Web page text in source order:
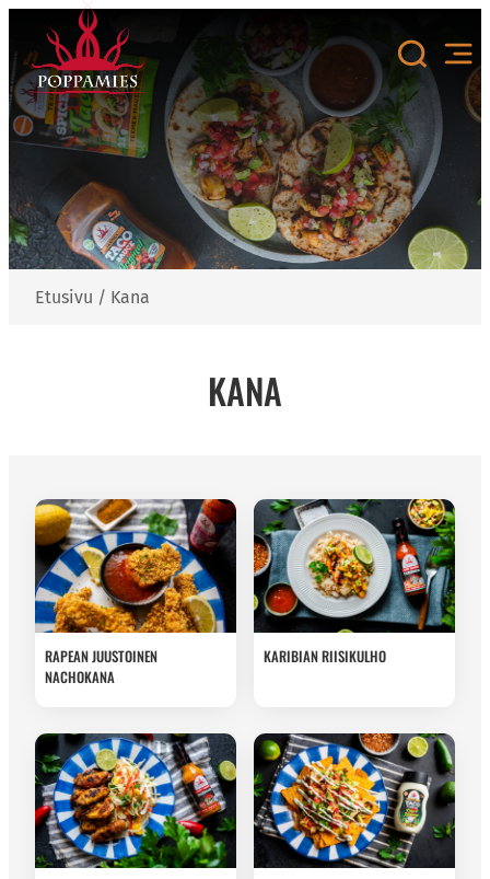
sisältöön
Etusivu / Kana
KANA
RAPEAN JUUSTOINEN
NACHOKANA
KARIBIAN RIISIKULHO